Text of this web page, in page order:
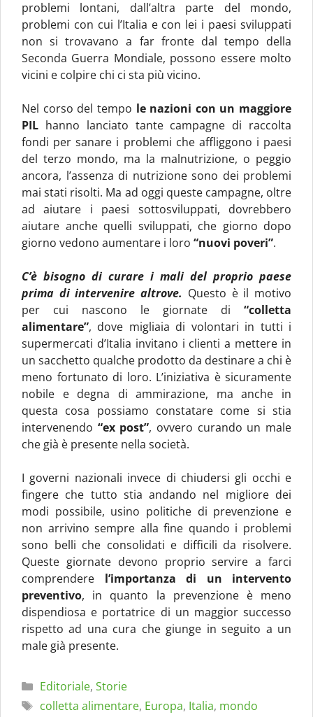
problemi lontani, dall’altra parte del mondo,
problemi con cui l’Italia e con lei i paesi sviluppati
non si trovavano a far fronte dal tempo della
Seconda Guerra Mondiale, possono essere molto
vicini e colpire chi ci sta più vicino.
Nel corso del tempo le nazioni con un maggiore
PIL hanno lanciato tante campagne di raccolta
fondi per sanare i problemi che affliggono i paesi
del terzo mondo, ma la malnutrizione, o peggio
ancora, l’assenza di nutrizione sono dei problemi
mai stati risolti. Ma ad oggi queste campagne, oltre
ad aiutare i paesi sottosviluppati, dovrebbero
aiutare anche quelli sviluppati, che giorno dopo
giorno vedono aumentare i loro “nuovi poveri”.
C’è bisogno di curare i mali del proprio paese
prima di intervenire altrove. Questo è il motivo
per cui nascono le giornate di “colletta
alimentare”, dove migliaia di volontari in tutti i
supermercati d’Italia invitano i clienti a mettere in
un sacchetto qualche prodotto da destinare a chi è
meno fortunato di loro. L’iniziativa è sicuramente
nobile e degna di ammirazione, ma anche in
questa cosa possiamo constatare come si stia
intervenendo “ex post”, ovvero curando un male
che già è presente nella società.
I governi nazionali invece di chiudersi gli occhi e
fingere che tutto stia andando nel migliore dei
modi possibile, usino politiche di prevenzione e
non arrivino sempre alla fine quando i problemi
sono belli che consolidati e difficili da risolvere.
Queste giornate devono proprio servire a farci
comprendere l’importanza di un intervento
preventivo, in quanto la prevenzione è meno
dispendiosa e portatrice di un maggior successo
rispetto ad una cura che giunge in seguito a un
male già presente.
Categorie
Editoriale, Storie
Tag
colletta alimentare, Europa, Italia, mondo